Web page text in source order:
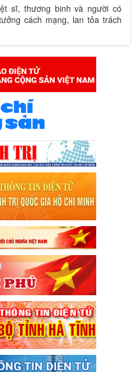
sĩ, thương binh và người có
cách mạng, lan tỏa trách